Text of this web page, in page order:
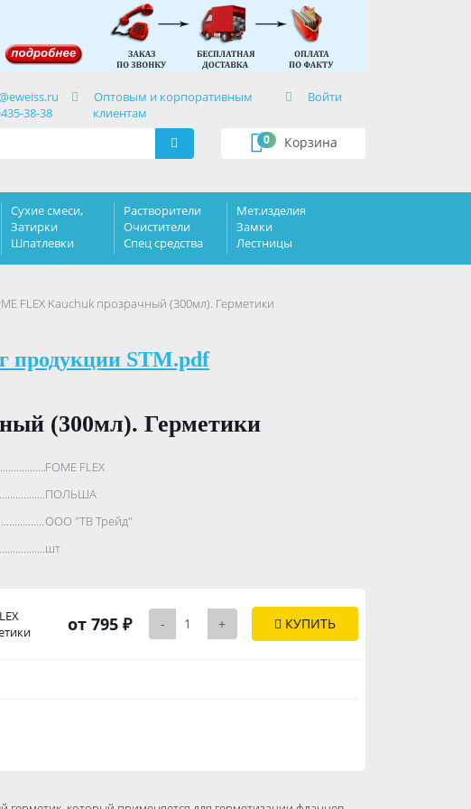
38-38
Оптовым и корпоративным
клиентам
Войти
Корзина
0
Сухие смеси,
Затирки
Шпатлевки
Растворители
Очистители
Спец средства
Мет.изделия
Замки
Лестницы
FLEX Kauchuk прозрачный (300мл). Герметики
продукции STM.pdf
(300мл). Герметики
FOME FLEX
ПОЛЬША
ООО "ТВ Трейд"
шт
от 795 ₽ - + КУПИТЬ